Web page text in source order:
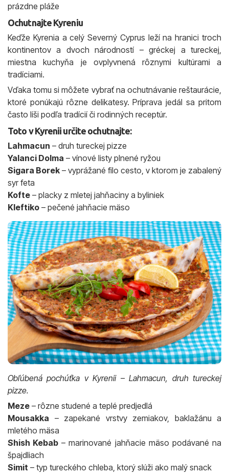
prázdne pláže
Ochutnajte Kyreniu
Keďže Kyrenia a celý Severný Cyprus leží na hranici troch
kontinentov a dvoch národností – gréckej a tureckej,
miestna kuchyňa je ovplyvnená rôznymi kultúrami a
tradíciami.
Vďaka tomu si môžete vybrať na ochutnávanie reštaurácie,
ktoré ponúkajú rôzne delikatesy. Príprava jedál sa pritom
často líši podľa tradícií či rodinných receptúr.
Toto v Kyrenii určite ochutnajte:
Lahmacun – druh tureckej pizze
Yalanci Dolma – vínové listy plnené ryžou
Sigara Borek – vyprážané filo cesto, v ktorom je zabalený
syr feta
Kofte – placky z mletej jahňaciny a byliniek
Kleftiko – pečené jahňacie mäso
Obľúbená pochúťka v Kyrenii – Lahmacun, druh tureckej
pizze.
Meze – rôzne studené a teplé predjedlá
Mousakka – zapekané vrstvy zemiakov, baklažánu a
mletého mäsa
Shish Kebab – marinované jahňacie mäso podávané na
špajdliach
Simit – typ tureckého chleba, ktorý slúži ako malý snack